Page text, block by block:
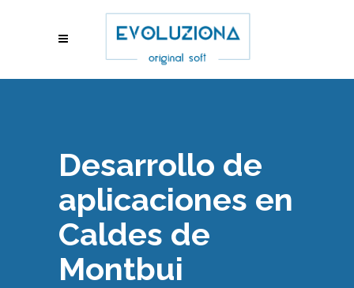
Desarrollo de
aplicaciones en
Caldes de
Montbui